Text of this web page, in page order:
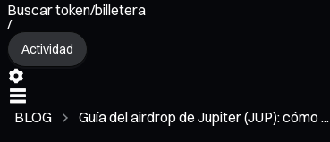
Buscar token/billetera
/
Actividad
BLOG Guía del airdrop de Jupiter (JUP): cómo ...